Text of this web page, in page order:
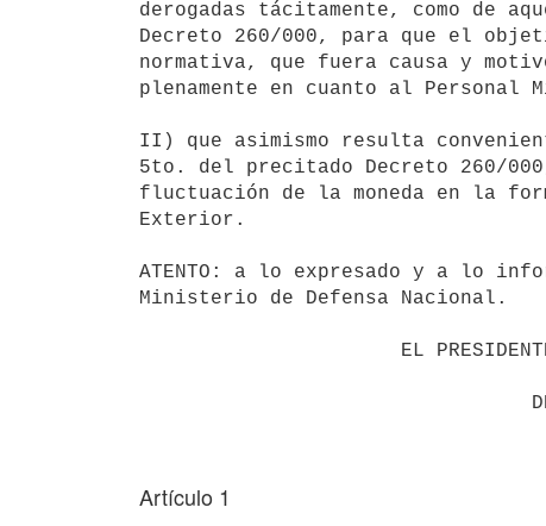
derogadas tácitamente, como de
Decreto 260/000, para que el
normativa, que fuera causa y
plenamente en cuanto al Personal
II) que asimismo resulta
5to. del precitado Decreto 260/
fluctuación de la moneda en la
Exterior.
ATENTO: a lo expresado y a lo
Ministerio de Defensa Nacional.
Artículo 1